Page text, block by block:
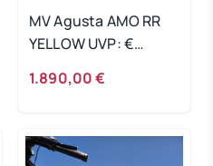
MV Agusta AMO RR
YELLOW UVP: €
1.890,00 €